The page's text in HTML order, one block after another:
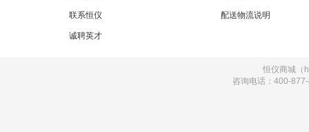
联系恒仪
诚聘英才
配送物流说明
恒仪商城（
咨询电话：400-